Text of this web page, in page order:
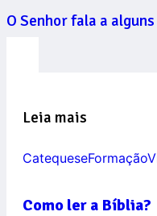
O Senhor fala a
Leia mais
CatequeseFormação
Como ler a Bíblia?